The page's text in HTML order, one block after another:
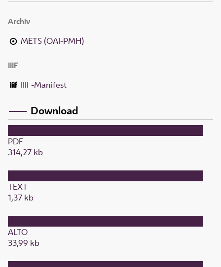
Archiv
METS (OAI-PMH)
IIIF
IIIF-Manifest
Download
PDF
314,27 kb
TEXT
1,37 kb
ALTO
33,99 kb